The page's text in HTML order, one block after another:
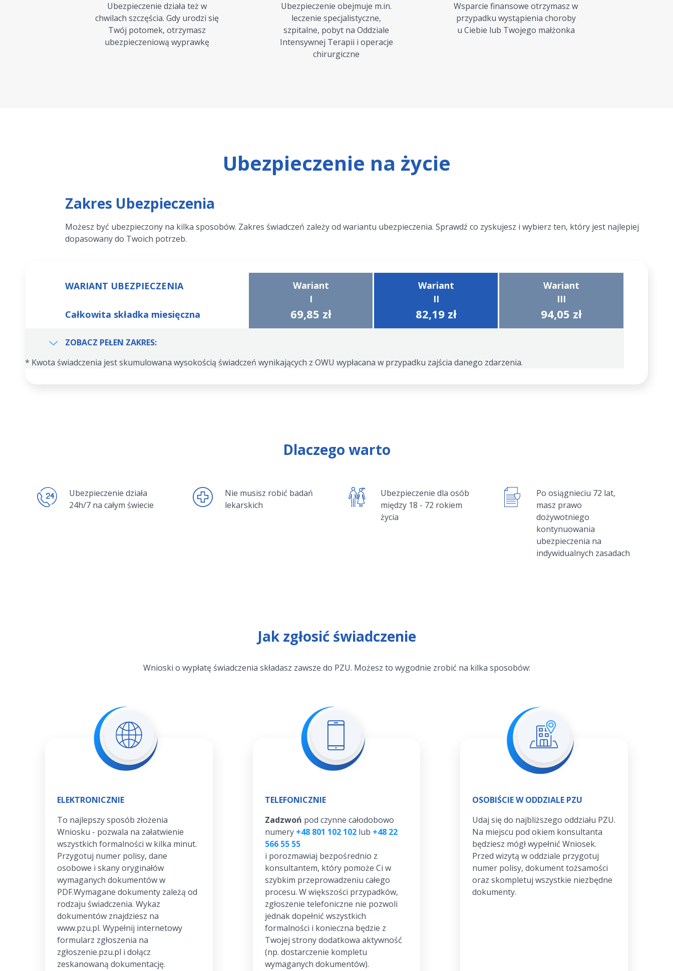
Ubezpieczenie działa też w
chwilach szczęścia. Gdy urodzi się
Twój potomek, otrzymasz
ubezpieczeniową wyprawkę
Ubezpieczenie obejmuje m.in.
leczenie specjalistyczne,
szpitalne, pobyt na Oddziale
Intensywnej Terapii i operacje
chirurgiczne
Wsparcie finansowe otrzymasz w
przypadku wystąpienia choroby
u Ciebie lub Twojego małżonka
Ubezpieczenie na życie
Zakres Ubezpieczenia
Możesz być ubezpieczony na kilka sposobów. Zakres świadczeń zależy od wariantu ubezpieczenia. Sprawdź co zyskujesz i wybierz ten, który jest najlepiej
dopasowany do Twoich potrzeb.
WARIANT UBEZPIECZENIA
Całkowita składka miesięczna
Wariant
I
69,85 zł
Wariant
II
82,19 zł
Wariant
III
94,05 zł
ZOBACZ PEŁEN ZAKRES:
* Kwota świadczenia jest skumulowana wysokością świadczeń wynikających z OWU wypłacana w przypadku zajścia danego zdarzenia.
Dlaczego warto
Ubezpieczenie działa
24h/7 na całym świecie
Nie musisz robić badań
lekarskich
Ubezpieczenie dla osób
między 18 - 72 rokiem
życia
Po osiągnieciu 72 lat,
masz prawo
dożywotniego
kontynuowania
ubezpieczenia na
indywidualnych zasadach
Jak zgłosić świadczenie
Wnioski o wypłatę świadczenia składasz zawsze do PZU. Możesz to wygodnie zrobić na kilka sposobów:
ELEKTRONICZNIE
To najlepszy sposób złożenia
Wniosku - pozwala na załatwienie
wszystkich formalności w kilka minut.
Przygotuj numer polisy, dane
osobowe i skany oryginałów
wymaganych dokumentów w
PDF.Wymagane dokumenty zależą od
rodzaju świadczenia. Wykaz
dokumentów znajdziesz na
www.pzu.pl. Wypełnij internetowy
formularz zgłoszenia na
zgłoszenie.pzu.pl i dołącz
zeskanowaną dokumentację.
TELEFONICZNIE
Zadzwoń pod czynne całodobowo
numery +48 801 102 102lub +48 22
566 55 55
i porozmawiaj bezpośrednio z
konsultantem, który pomoże Ci w
szybkim przeprowadzeniu całego
procesu. W większości przypadków,
zgłoszenie telefoniczne nie pozwoli
jednak dopełnić wszystkich
formalności i konieczna będzie z
Twojej strony dodatkowa aktywność
(np. dostarczenie kompletu
wymaganych dokumentów).
OSOBIŚCIE W ODDZIALE PZU
Udaj się do najbliższego oddziału PZU.
Na miejscu pod okiem konsultanta
będziesz mógł wypełnić Wniosek.
Przed wizytą w oddziale przygotuj
numer polisy, dokument tożsamości
oraz skompletuj wszystkie niezbędne
dokumenty.